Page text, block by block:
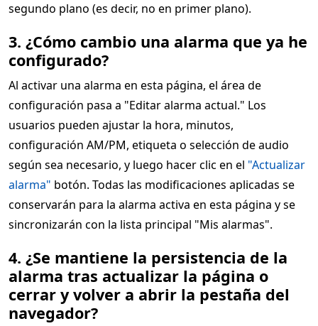
segundo plano (es decir, no en primer plano).
3. ¿Cómo cambio una alarma que ya he
configurado?
Al activar una alarma en esta página, el área de
configuración pasa a "Editar alarma actual." Los
usuarios pueden ajustar la hora, minutos,
configuración AM/PM, etiqueta o selección de audio
según sea necesario, y luego hacer clic en el "Actualizar
alarma" botón. Todas las modificaciones aplicadas se
conservarán para la alarma activa en esta página y se
sincronizarán con la lista principal "Mis alarmas".
4. ¿Se mantiene la persistencia de la
alarma tras actualizar la página o
cerrar y volver a abrir la pestaña del
navegador?